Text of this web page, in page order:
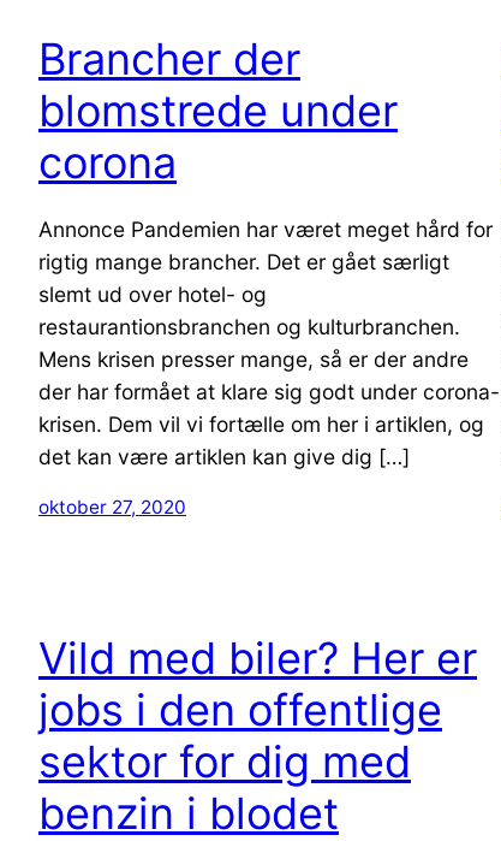
Brancher der
blomstrede under
corona
Annonce Pandemien har været meget hård for
rigtig mange brancher. Det er gået særligt
slemt ud over hotel- og
restaurantionsbranchen og kulturbranchen.
Mens krisen presser mange, så er der andre
der har formået at klare sig godt under corona-
krisen. Dem vil vi fortælle om her i artiklen, og
det kan være artiklen kan give dig […]
oktober 27, 2020
Vild med biler? Her er
jobs i den offentlige
sektor for dig med
benzin i blodet